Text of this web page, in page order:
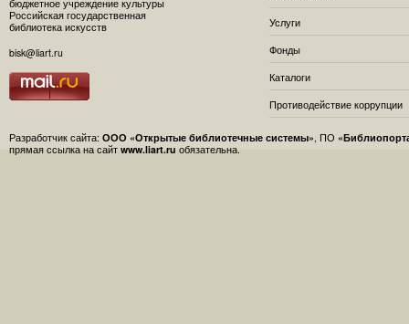
бюджетное учреждение культуры
Российская государственная
библиотека искусств
bisk@liart.ru
Услуги
Фонды
Каталоги
Противодействие коррупции
Разработчик сайта: ООО «Открытые библиотечные системы» , ПО
прямая ссылка на сайт www.liart.ru обязательна.